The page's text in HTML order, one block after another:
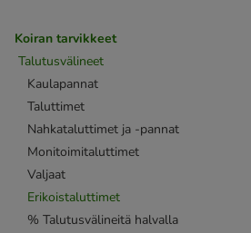
Koiran tarvikkeet
Talutusvälineet
Kaulapannat
Taluttimet
Nahkataluttimet ja -pannat
Monitoimitaluttimet
Valjaat
Erikoistaluttimet
% Talutusvälineitä halvalla